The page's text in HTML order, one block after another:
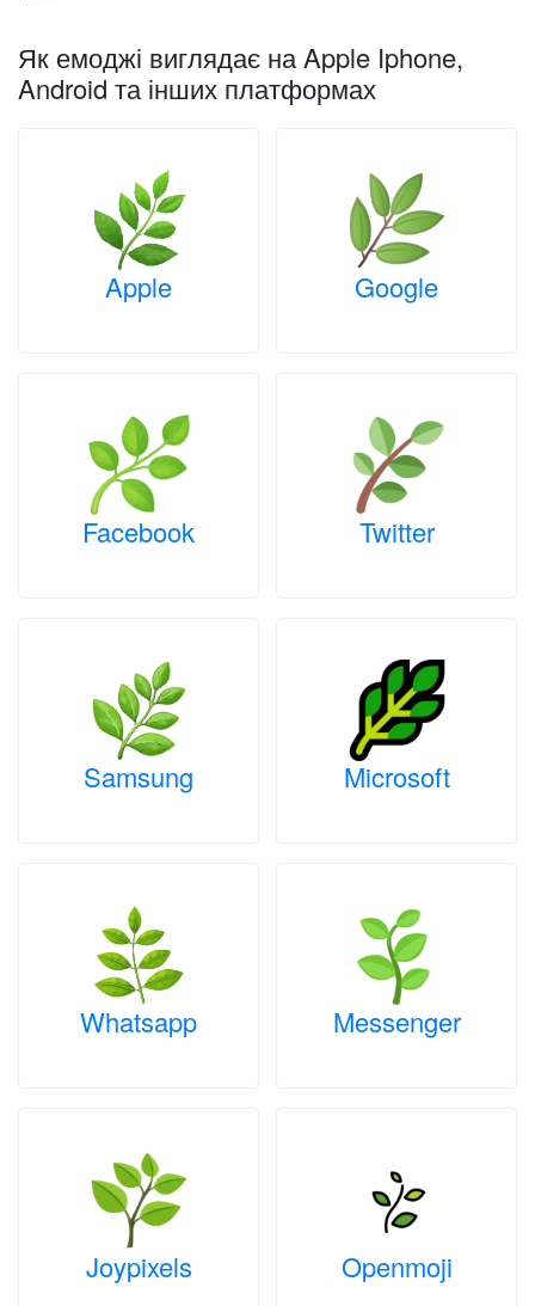
Як емоджі виглядає на Apple Iphone,
Android та інших платформах
Apple Google
Facebook Twitter
Samsung Microsoft
Whatsapp Messenger
Joypixels Openmoji